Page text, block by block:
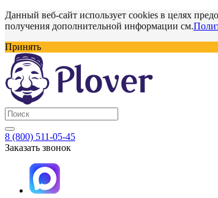
Данный веб-сайт использует cookies в целях
получения дополнительной информации см.
Принять
8 (800) 511-05-45
Заказать звонок